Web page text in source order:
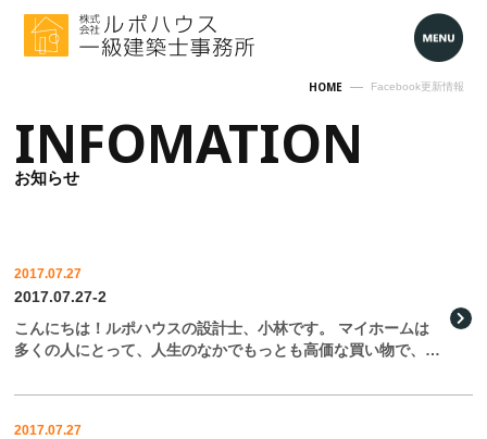
HOME Facebook更新情報
INFOMATION
お知らせ
2017.07.27
2017.07.27-2
こんにちは！ルポハウスの設計士、小林です。 マイホームは
多くの人にとって、人生のなかでもっとも高価な買い物で、は
きものですよね。 この会社と契約を交わしてしまってい […]
2017.07.27